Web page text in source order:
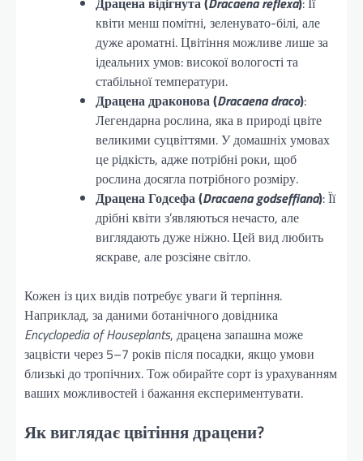
квіти менш помітні, зеленувато-білі, але
дуже ароматні. Цвітіння можливе лише за
ідеальних умов: високої вологості та
стабільної температури.
Драцена драконова (Dracaena draco):
Легендарна рослина, яка в природі цвіте
великими суцвіттями. У домашніх умовах
це рідкість, адже потрібні роки, щоб
рослина досягла потрібного розміру.
Драцена Годсефа (Dracaena godseffiana): Її
дрібні квіти з’являються нечасто, але
виглядають дуже ніжно. Цей вид любить
яскраве, але розсіяне світло.
Кожен із цих видів потребує уваги й терпіння.
Наприклад, за даними ботанічного довідника
Encyclopedia of Houseplants, драцена запашна може
зацвісти через 5–7 років після посадки, якщо умови
близькі до тропічних. Тож обирайте сорт із урахуванням
ваших можливостей і бажання експериментувати.
Як виглядає цвітіння драцени?